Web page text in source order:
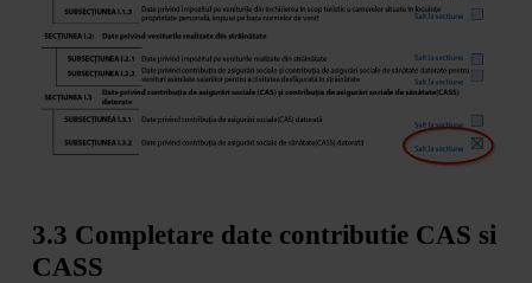
3.3 Completare date contributie CAS si
CASS